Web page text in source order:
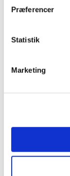
Præferencer
Statistik
Marketing
september (7)
juni (8)
april (2)
februar (6)